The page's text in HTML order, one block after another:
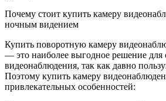
Почему стоит купить камеру
ночным видением
Купить поворотную камеру
— это наиболее выгодное решение для
видеонаблюдения, так как давно
Поэтому купить камеру
привлекательных особенностей: